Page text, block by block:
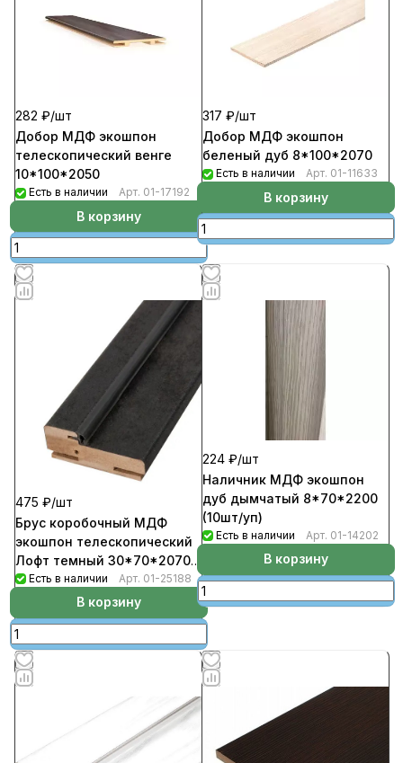
282 ₽/шт
Добор МДФ экошпон
телескопический венге
10*100*2050
Есть в наличии Арт. 01-17192
В корзину
317 ₽/шт
Добор МДФ экошпон
беленый дуб 8*100*2070
Есть в наличии Арт. 01-11633
В корзину
475 ₽/шт
Брус коробочный МДФ
экошпон телескопический
Лофт темный 30*70*2070
(5шт/уп)
Есть в наличии Арт. 01-25188
В корзину
224 ₽/шт
Наличник МДФ экошпон
дуб дымчатый 8*70*2200
(10шт/уп)
Есть в наличии Арт. 01-14202
В корзину